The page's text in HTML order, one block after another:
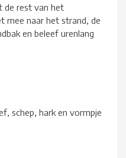
de rest van het
mee naar het strand, de
en beleef urenlang
schep, hark en vormpje